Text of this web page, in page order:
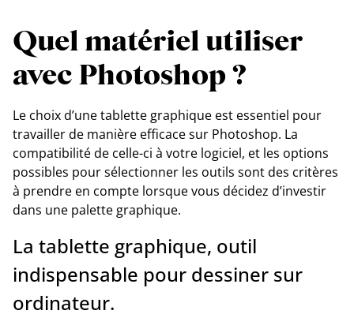
Quel matériel utiliser
avec Photoshop ?
Le choix d’une tablette graphique est essentiel pour
travailler de manière efficace sur Photoshop. La
compatibilité de celle-ci à votre logiciel, et les options
possibles pour sélectionner les outils sont des critères
à prendre en compte lorsque vous décidez d’investir
dans une palette graphique.
La tablette graphique, outil
indispensable pour dessiner sur
ordinateur.